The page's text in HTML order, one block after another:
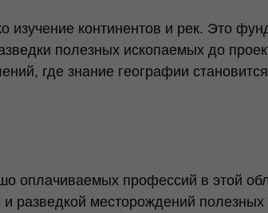
изучение континентов и рек. Это
полезных ископаемых до
где знание географии
оплачиваемых профессий в этой
и разведкой месторождений